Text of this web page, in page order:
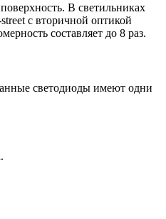
В светильниках
с вторичной оптикой
составляет до 8 раз.
светодиоды имеют одни